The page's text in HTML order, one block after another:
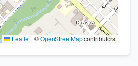
Leaflet | ©OpenStreetMapcontributors